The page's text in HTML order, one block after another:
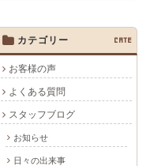
カテゴリー CATE
お客様の声
よくある質問
スタッフブログ
お知らせ
日々の出来事